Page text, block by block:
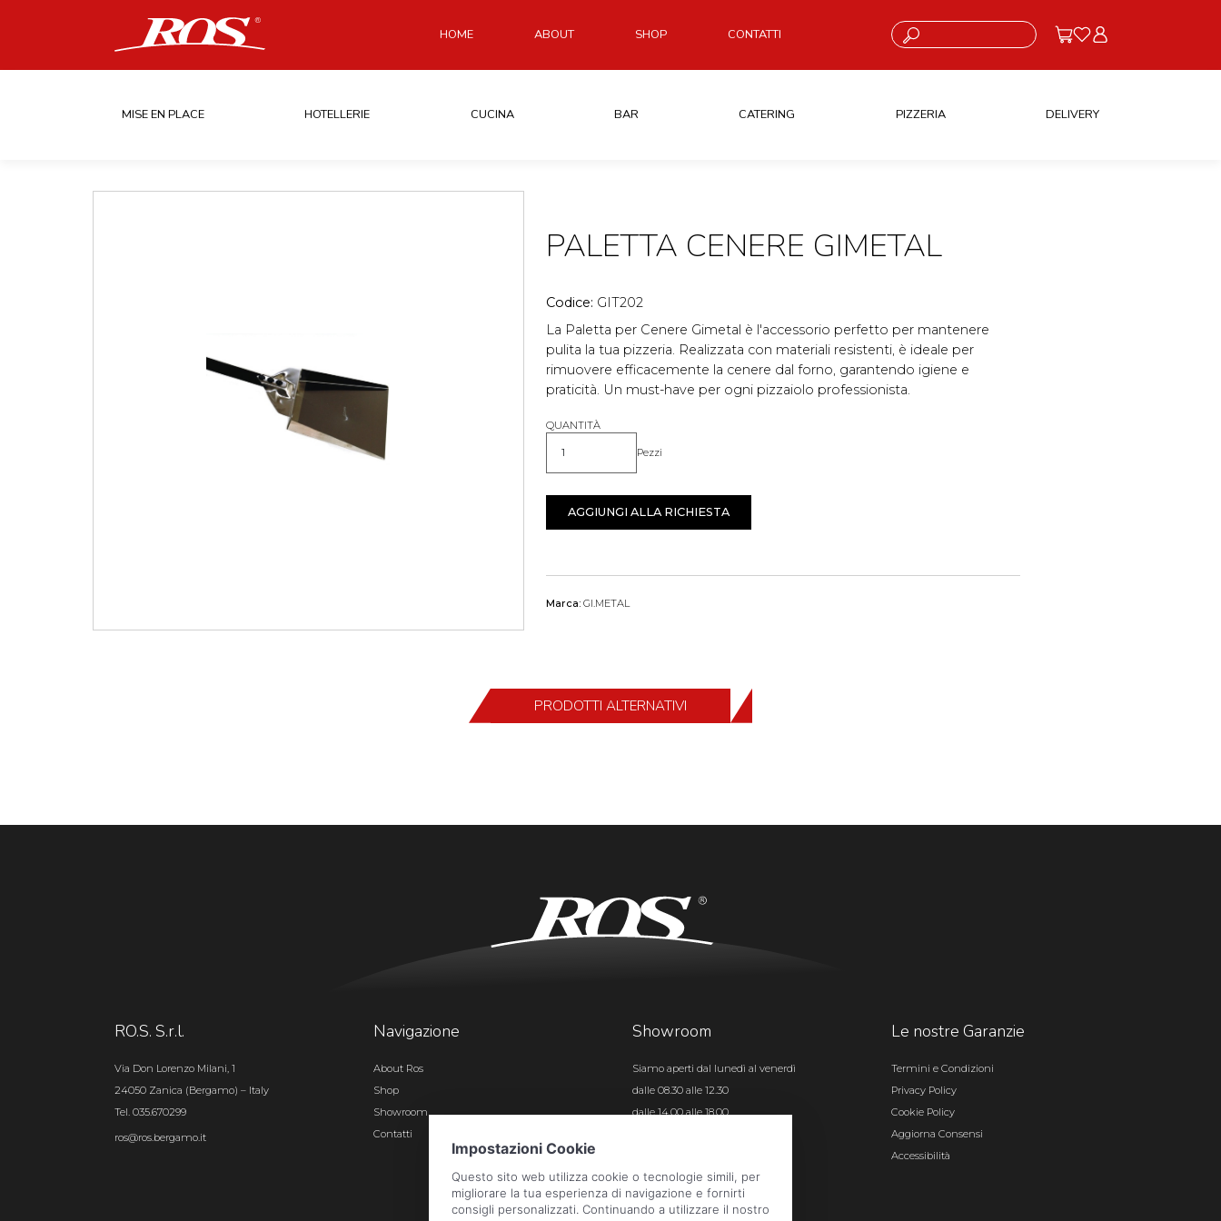
HOME ABOUT SHOP CONTATTI Cosa stai cercando?
MISE EN PLACE HOTELLERIE CUCINA BAR CATERING PIZZERIA DELIVERY
PALETTA CENERE GIMETAL
Codice: GIT202
La Paletta per Cenere Gimetal è l'accessorio perfetto per mantenere
pulita la tua pizzeria. Realizzata con materiali resistenti, è ideale per
rimuovere efficacemente la cenere dal forno, garantendo igiene e
praticità. Un must-have per ogni pizzaiolo professionista.
QUANTITÀ
Quantità Pezzi
AGGIUNGI ALLA RICHIESTA
Marca: GI.METAL
PRODOTTI ALTERNATIVI
RO.S. S.r.l.
Via Don Lorenzo Milani, 1
24050 Zanica (Bergamo) – Italy
Tel. 035.670299
ros@ros.bergamo.it
Navigazione
About Ros
Shop
Showroom
Contatti
Showroom
Siamo aperti dal lunedì al venerdì
dalle 08.30 alle 12.30
dalle 14.00 alle 18.00
Le nostre Garanzie
Termini e Condizioni
Privacy Policy
Cookie Policy
Aggiorna Consensi
Accessibilità